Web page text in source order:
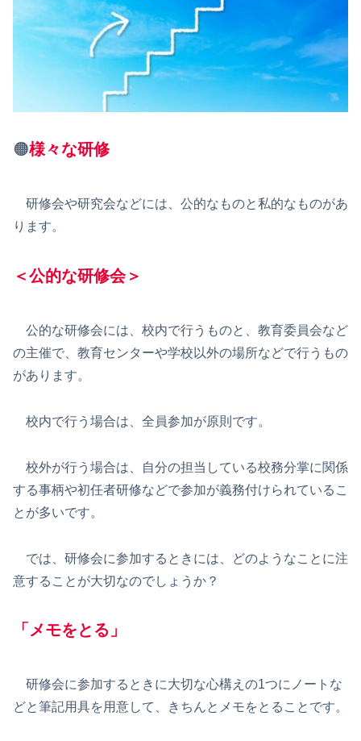
🟠様々な研修
研修会や研究会などには、公的なものと私的なものがあ
ります。
＜公的な研修会＞
公的な研修会には、校内で行うものと、教育委員会など
の主催で、教育センターや学校以外の場所などで行うもの
があります。
校内で行う場合は、全員参加が原則です。
校外が行う場合は、自分の担当している校務分掌に関係
する事柄や初任者研修などで参加が義務付けられているこ
とが多いです。
では、研修会に参加するときには、どのようなことに注
意することが大切なのでしょうか？
「 メモをとる 」
研修会に参加するときに大切な心構えの1つにノートな
どと筆記用具を用意して、きちんとメモをとることです。